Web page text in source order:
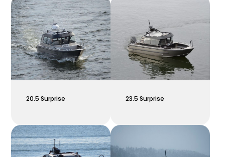
20.5 Surprise 23.5 Surprise